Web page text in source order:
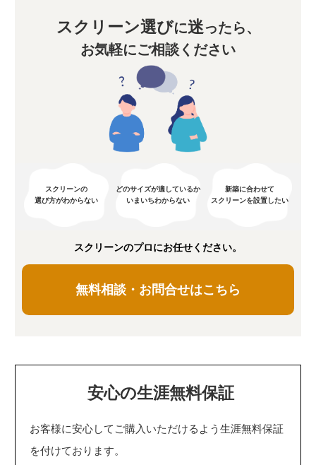
スクリーン選びに迷ったら、
お気軽にご相談ください
スクリーンの
選び方がわからない
どのサイズが適しているか
いまいちわからない
新築に合わせて
スクリーンを設置したい
スクリーンのプロにお任せください。
無料相談・お問合せはこちら
安心の生涯無料保証
お客様に安心してご購入いただけるよう生涯無料保証
を付けております。